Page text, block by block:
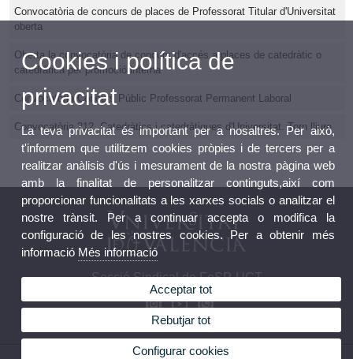
Convocatòria de concurs de places de Professorat Titular d'Universitat
oberta
Oberta la convocatòria de concurs d'accés a places de catedràtic o
catedràtica per promoció interna
Convocatòria Concurs Públic Professorat Permanent Laboral
Convocatòria 212. Catedràtics i catedràtiques d'Universitat. Torn lliure
Secció Sindical de FeSP-UGT
Cookies i política de
privacitat
La teva privacitat és important per a nosaltres. Per això,
t'informem que utilitzem cookies pròpies i de tercers per a
realitzar anàlisis d'ús i mesurament de la nostra pàgina web
amb la finalitat de personalitzar continguts,així com
proporcionar funcionalitats a les xarxes socials o analitzar el
nostre trànsit. Per a continuar accepta o modifica la
configuració de les nostres cookies. Per a obtenir més
informació Més informació
Acceptar tot
Rebutjar tot
Configurar cookies